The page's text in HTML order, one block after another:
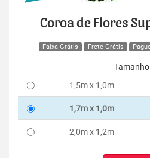
Coroa de Flores
Faixa Grátis Frete Grátis
1,5m x 1,0m
1,7m x 1,0m
2,0m x 1,2m